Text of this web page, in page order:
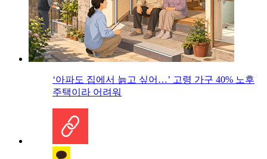
‘아파도 집에서 늙고 싶어…’ 고령 가구 40% 노후
주택이라 어려워